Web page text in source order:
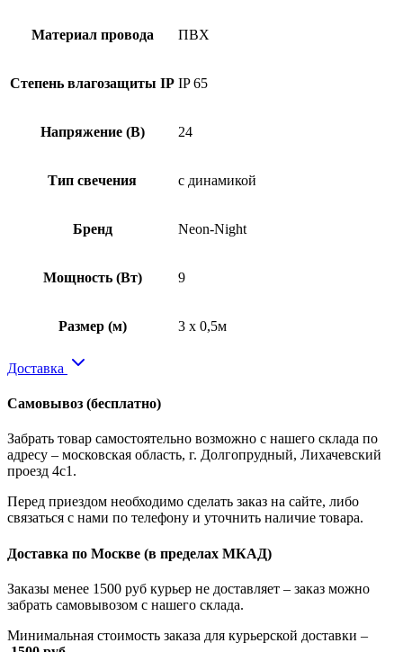
Материал провода ПВХ
Степень влагозащиты IP IP 65
Напряжение (В) 24
Тип свечения с динамикой
Бренд Neon-Night
Мощность (Вт) 9
Размер (м) 3 x 0,5м
Доставка
Самовывоз (бесплатно)
Забрать товар самостоятельно возможно с нашего склада по
адресу – московская область, г. Долгопрудный, Лихачевский
проезд 4с1.
Перед приездом необходимо сделать заказ на сайте, либо
связаться с нами по телефону и уточнить наличие товара.
Доставка по Москве (в пределах МКАД)
Заказы менее 1500 руб курьер не доставляет – заказ можно
забрать самовывозом с нашего склада.
Минимальная стоимость заказа для курьерской доставки –